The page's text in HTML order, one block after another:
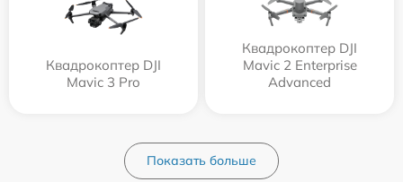
Квадрокоптер DJI
Mavic 3 Pro
Квадрокоптер DJI
Mavic 2 Enterprise
Advanced
Показать больше